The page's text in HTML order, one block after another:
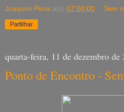
Joaquim Pena à(s) 07:00:00 Sem
Partilhar
quarta-feira, 11 de dezembro de
Ponto de Encontro -